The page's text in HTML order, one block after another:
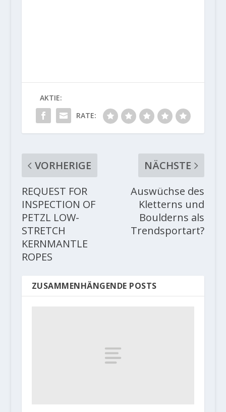
AKTIE:
RATE:
VORHERIGE
REQUEST FOR
INSPECTION OF
PETZL LOW-
STRETCH
KERNMANTLE
ROPES
NÄCHSTE
Auswüchse des
Kletterns und
Boulderns als
Trendsportart?
ZUSAMMENHÄNGENDE POSTS